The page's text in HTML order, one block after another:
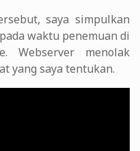
saya simpulkan
waktu penemuan di
Webserver menolak
yang saya tentukan.